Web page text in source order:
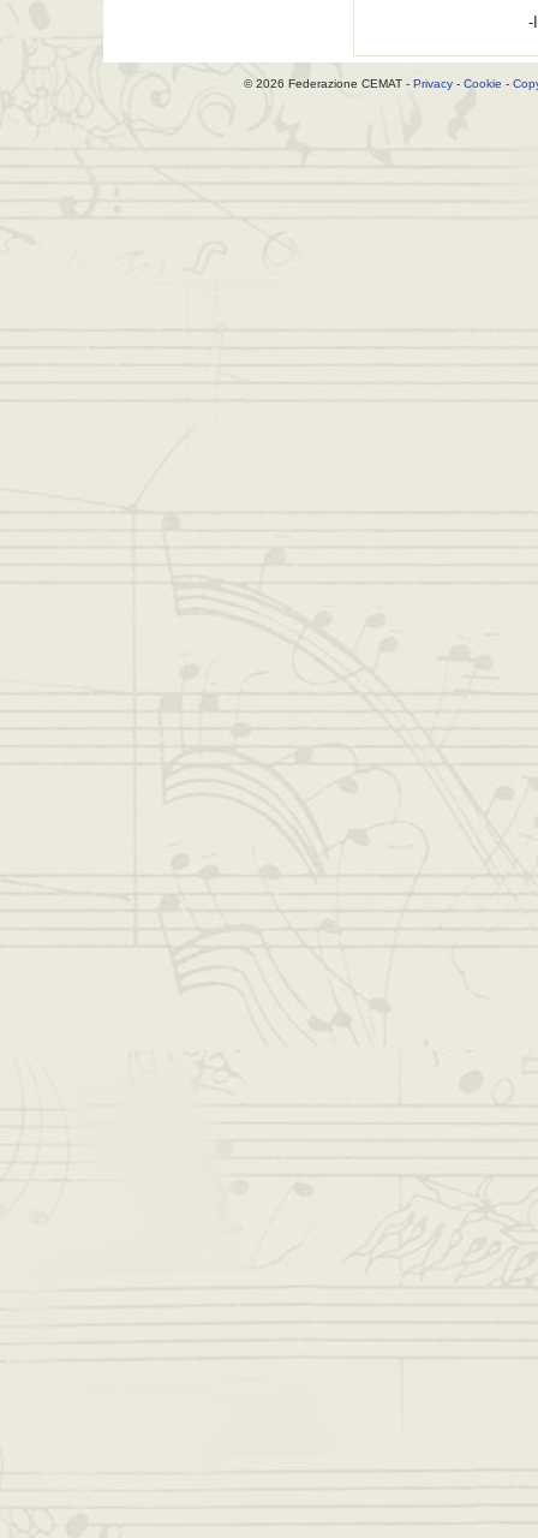
-
© 2026 Federazione CEMAT - Privacy - Cookie -